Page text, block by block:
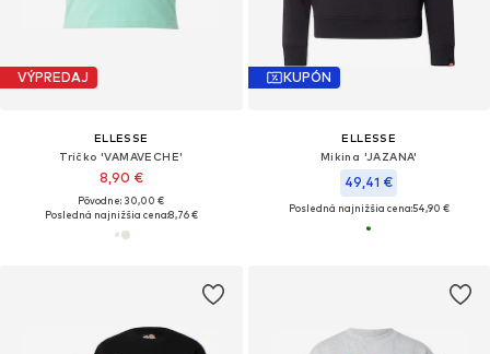
VÝPREDAJ
ELLESSE
Tričko 'VAMAVECHE'
8,90 €
Pôvodne: 30,00 €
Posledná najnižšia cena:8,76 €
KUPÓN
ELLESSE
Mikina 'JAZANA'
49,41 €
Posledná najnižšia cena:54,90 €